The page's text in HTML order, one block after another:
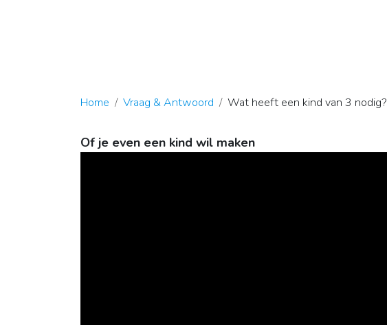
Home Vraag & Antwoord Wat heeft een kind van 3 nodig?
Of je even een kind wil maken